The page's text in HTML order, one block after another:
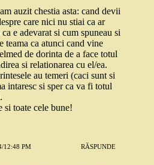
auzit chestia asta: cand devii
care nici nu stiai ca ar
e adevarat si cum spuneau si
teama ca atunci cand vine
de dorinta de a face totul
si relationarea cu el/ea.
au temeri (caci sunt si
intaresc si sper ca va fi totul
si toate cele bune!
12:48 PM RĂSPUNDE